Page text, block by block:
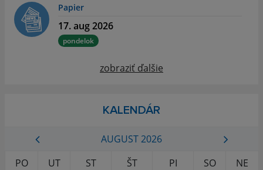
Papier
17. aug 2026
pondelok
zobraziť ďalšie
KALENDÁR
AUGUST 2026
PO
UT ST ŠT PI SO
NE